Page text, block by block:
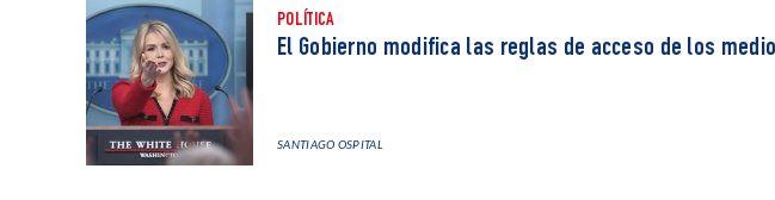
POLÍTICA
El Gobierno modifica las reglas de acceso de los
SANTIAGO OSPITAL